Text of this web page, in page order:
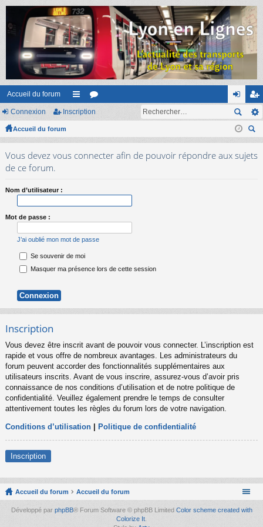
Accueil du forum
ac or on
ne
ns
cri
Connexion Inscription
Accueil du forum
ec
her
Vous devez vous connecter afin de pouvoir répondre aux sujets
de ce forum.
Nom d’utilisateur :
Mot de passe :
J’ai oublié mon mot de passe
Se souvenir de moi
Masquer ma présence lors de cette session
Inscription
Vous devez être inscrit avant de pouvoir vous connecter. L’inscription est
rapide et vous offre de nombreux avantages. Les administrateurs du
forum peuvent accorder des fonctionnalités supplémentaires aux
utilisateurs inscrits. Avant de vous inscrire, assurez-vous d’avoir pris
connaissance de nos conditions d’utilisation et de notre politique de
confidentialité. Veuillez également prendre le temps de consulter
attentivement toutes les règles du forum lors de votre navigation.
Conditions d’utilisation Politique de confidentialité
Inscription
Accueil du forum Accueil du forum
Développé par phpBB® Forum Software © phpBB Limited Color scheme created with
Colorize It.